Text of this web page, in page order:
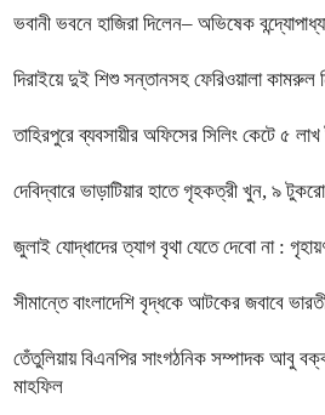
ভবানী ভবনে হাজিরা দিলেন– অভিষেক
দিরাইয়ে দুই শিশু সন্তানসহ ফেরিওয়ালা কামরুল
তাহিরপুরে ব্যবসায়ীর অফিসের সিলিং কেটে ৫
দেবিদ্বারে ভাড়াটিয়ার হাতে গৃহকত্রী খুন, ৯
জুলাই যোদ্ধাদের ত্যাগ বৃথা যেতে দেবো না :
সীমান্তে বাংলাদেশি বৃদ্ধকে আটকের জবাবে
তেঁতুলিয়ায় বিএনপির সাংগঠনিক সম্পাদক আবু
মাহফিল